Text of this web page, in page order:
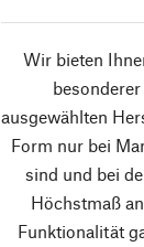
Wir bieten
ausgewählten
Form nur bei
sind und bei
Höchstmaß
Funktionalität